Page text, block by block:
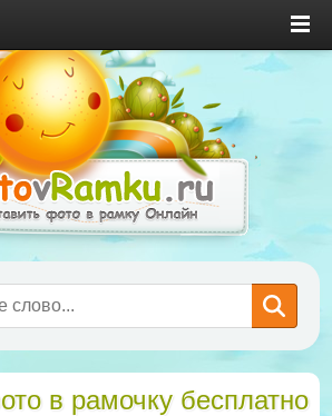
в рамочку бесплатно